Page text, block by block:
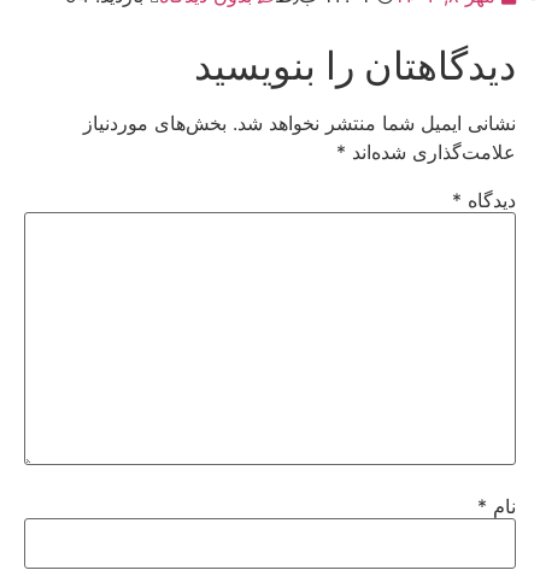
دیدگاهتان را بنویسید
نشانی ایمیل شما منتشر نخواهد شد. بخش‌های موردنیاز
علامت‌گذاری شده‌اند *
دیدگاه *
نام *